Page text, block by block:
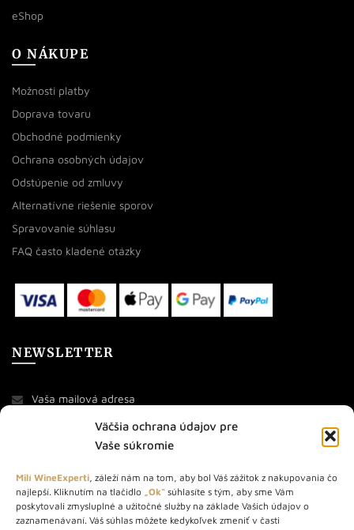
Väčšia ochrana údajov pre
Vaše súkromie
Milí WineExperti, záleží nám na tom, aby bol Váš zážitok z nakupovania čo
najlepší. Kliknutím na tlačidlo „Ok“ súhlasíte s tým, aby sme Vám
poskytovali zmysluplné a užitočné služby na základe Vašich údajov o
zaznamenávaní. Váš súhlas môžete kedykoľvek zmeniť v časti
eShop
O NÁKUPE
Možnosti platby
Doprava tovaru
Obchodné podmienky
Ochrana osobných údajov
Odstúpenie od zmluvy
Alternatívne riešenie sporov
Spravovanie súhlasu
FAQ často kladené otázky
NEWSLETTER
O NÁS